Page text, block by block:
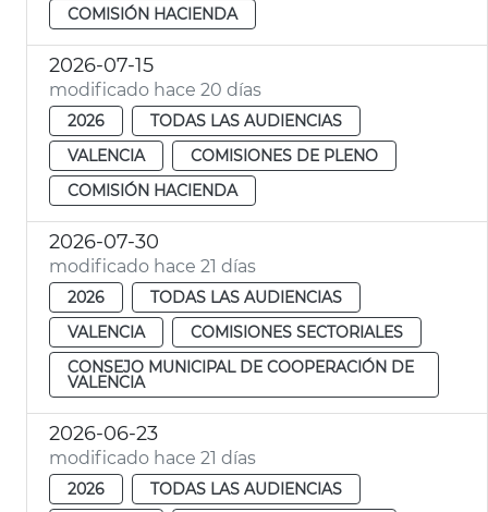
COMISIÓN HACIENDA
2026-07-15
modificado hace 20 días
2026
TODAS LAS AUDIENCIAS
VALENCIA
COMISIONES DE PLENO
COMISIÓN HACIENDA
2026-07-30
modificado hace 21 días
2026
TODAS LAS AUDIENCIAS
VALENCIA
COMISIONES SECTORIALES
CONSEJO MUNICIPAL DE COOPERACIÓN DE
VALENCIA
2026-06-23
modificado hace 21 días
2026
TODAS LAS AUDIENCIAS